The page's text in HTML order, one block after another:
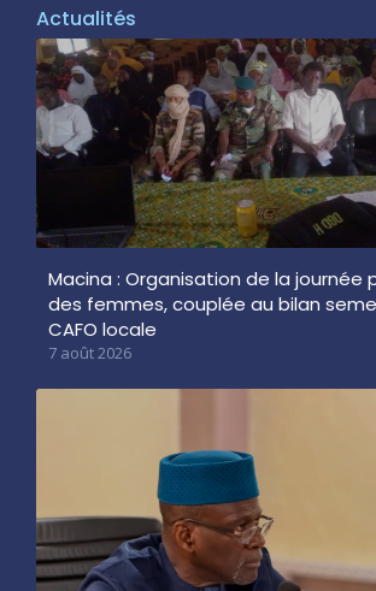
Actualités
Macina : Organisation de la journée
des femmes, couplée au bilan
CAFO locale
7 août 2026